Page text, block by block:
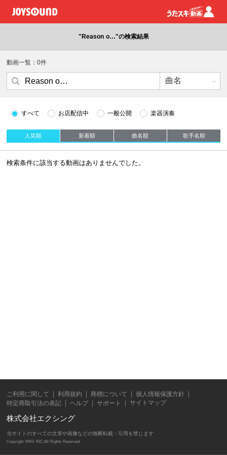
"Reason o…"の検索結果
動画一覧：0件
すべて お店配信中 一般公開 楽器演奏
人気順 新着順 曲名順 歌手名順
検索条件に該当する動画はありませんでした。
ご利用に関して 利用規約 商標について
個人情報保護方針
特定商取引法の表記
ヘルプ サポート サイトマップ
株式会社エクシング
当サイトのすべての文章や画像などの無断転載・引用を禁じます
Copyright XING INC.All Rights Reserved.